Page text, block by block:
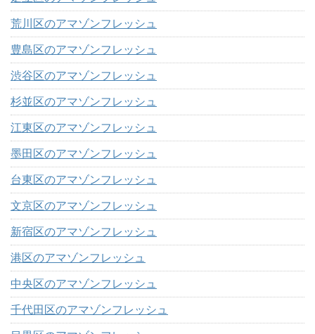
荒川区のアマゾンフレッシュ
豊島区のアマゾンフレッシュ
渋谷区のアマゾンフレッシュ
杉並区のアマゾンフレッシュ
江東区のアマゾンフレッシュ
墨田区のアマゾンフレッシュ
台東区のアマゾンフレッシュ
文京区のアマゾンフレッシュ
新宿区のアマゾンフレッシュ
港区のアマゾンフレッシュ
中央区のアマゾンフレッシュ
千代田区のアマゾンフレッシュ